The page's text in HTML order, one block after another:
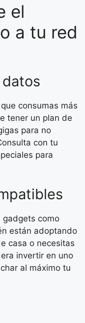
el
a tu red
consumas más
tener un plan de
para no
con tu
para
gadgets como
están adoptando
casa o necesitas
invertir en uno
al máximo tu